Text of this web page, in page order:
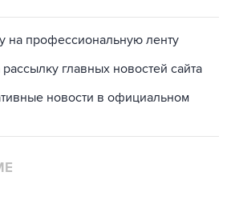
на профессиональную ленту
главных новостей сайта
новости в официальном